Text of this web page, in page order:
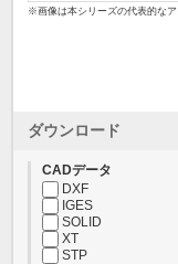
※画像は本シリーズの代表的なア
ダウンロード
CADデータ
DXF
IGES
SOLID
XT
STP